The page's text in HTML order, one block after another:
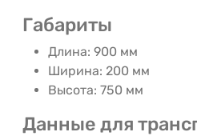
Габариты
Длина: 900 мм
Ширина: 200 мм
Высота: 750 мм
Данные для